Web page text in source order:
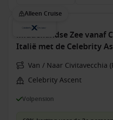
Alleen Cruise
Middellandse Zee vanaf
Italië met de Celebrity
Van / Naar Civitavecchia
Celebrity Ascent
Volpension